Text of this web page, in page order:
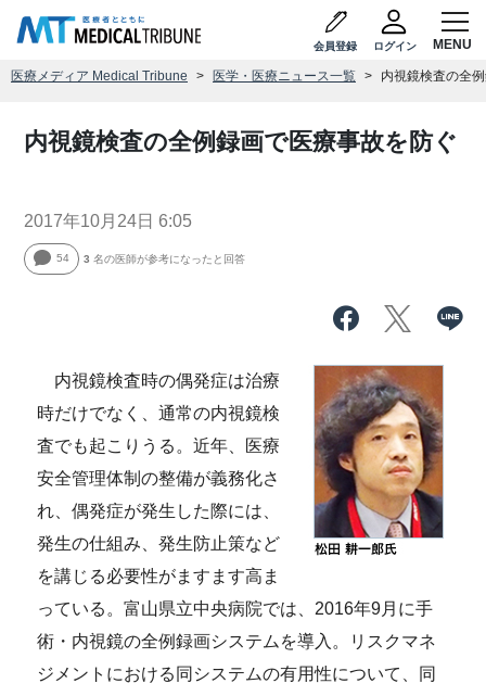
会員登録 ログイン
医療メディア Medical Tribune 医学・医療ニュース一覧 内視鏡検査の全
内視鏡検査の全例録画で医療事故を防ぐ
2017年10月24日 6:05
54 3 名の医師が参考になったと回答
内視鏡検査時の偶発症は治療
時だけでなく、通常の内視鏡検
査でも起こりうる。近年、医療
安全管理体制の整備が義務化さ
れ、偶発症が発生した際には、
発生の仕組み、発生防止策など
を講じる必要性がますます高ま
っている。富山県立中央病院では、2016年9月に手
術・内視鏡の全例録画システムを導入。リスクマネ
ジメントにおける同システムの有用性について、同